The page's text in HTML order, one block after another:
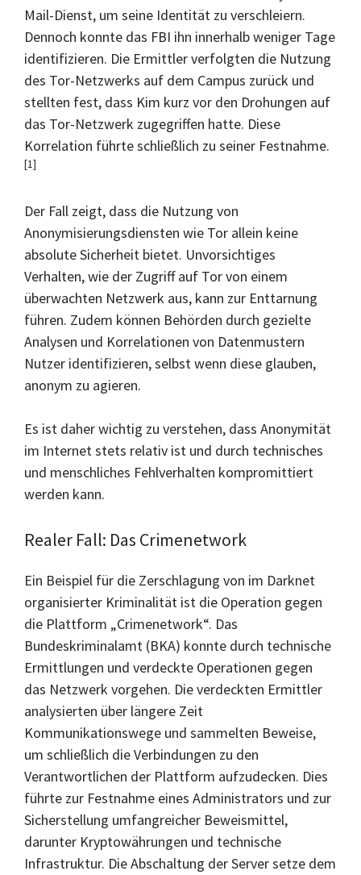
Mail-Dienst, um seine Identität zu verschleiern.
Dennoch konnte das FBI ihn innerhalb weniger Tage
identifizieren. Die Ermittler verfolgten die Nutzung
des Tor-Netzwerks auf dem Campus zurück und
stellten fest, dass Kim kurz vor den Drohungen auf
das Tor-Netzwerk zugegriffen hatte. Diese
Korrelation führte schließlich zu seiner Festnahme.
[1]
Der Fall zeigt, dass die Nutzung von
Anonymisierungsdiensten wie Tor allein keine
absolute Sicherheit bietet. Unvorsichtiges
Verhalten, wie der Zugriff auf Tor von einem
überwachten Netzwerk aus, kann zur Enttarnung
führen. Zudem können Behörden durch gezielte
Analysen und Korrelationen von Datenmustern
Nutzer identifizieren, selbst wenn diese glauben,
anonym zu agieren.
Es ist daher wichtig zu verstehen, dass Anonymität
im Internet stets relativ ist und durch technisches
und menschliches Fehlverhalten kompromittiert
werden kann.
Realer Fall: Das Crimenetwork
Ein Beispiel für die Zerschlagung von im Darknet
organisierter Kriminalität ist die Operation gegen
die Plattform „Crimenetwork“. Das
Bundeskriminalamt (BKA) konnte durch technische
Ermittlungen und verdeckte Operationen gegen
das Netzwerk vorgehen. Die verdeckten Ermittler
analysierten über längere Zeit
Kommunikationswege und sammelten Beweise,
um schließlich die Verbindungen zu den
Verantwortlichen der Plattform aufzudecken. Dies
führte zur Festnahme eines Administrators und zur
Sicherstellung umfangreicher Beweismittel,
darunter Kryptowährungen und technische
Infrastruktur. Die Abschaltung der Server setze dem